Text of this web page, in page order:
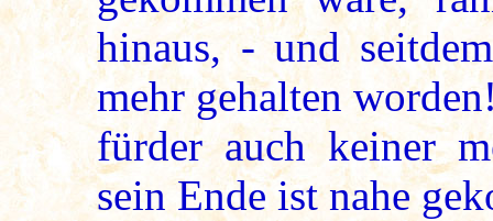
hinaus, - und
mehr gehalten
fürder auch keiner
sein Ende ist nahe